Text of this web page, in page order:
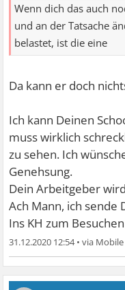
Wenn dich das auch
und an der Tatsache
belastet, ist die eine
Da kann er doch
Ich kann Deinen
muss wirklich
zu sehen. Ich
Genehsung.
Dein Arbeitgeber
Ach Mann, ich sende
Ins KH zum
31.12.2020 12:54•